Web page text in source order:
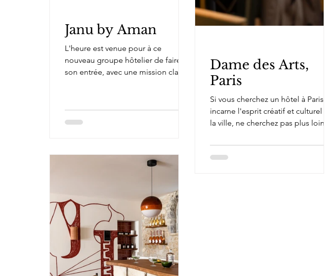
Janu by Aman
L'heure est venue pour à ce
nouveau groupe hôtelier de faire
son entrée, avec une mission claire :
Dame des Arts,
Paris
Si vous cherchez un hôtel à Paris qui
incarne l'esprit créatif et culturel de
la ville, ne cherchez pas plus loin